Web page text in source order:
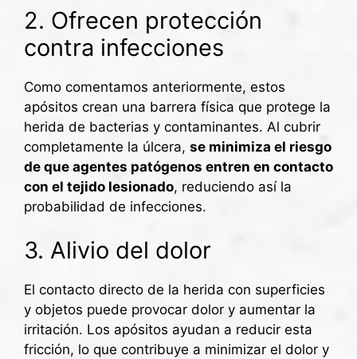
2. Ofrecen protección
contra infecciones
Como comentamos anteriormente, estos
apósitos crean una barrera física que protege la
herida de bacterias y contaminantes. Al cubrir
completamente la úlcera, se minimiza el riesgo
de que agentes patógenos entren en contacto
con el tejido lesionado, reduciendo así la
probabilidad de infecciones.
3. Alivio del dolor
El contacto directo de la herida con superficies
y objetos puede provocar dolor y aumentar la
irritación. Los apósitos ayudan a reducir esta
fricción, lo que contribuye a minimizar el dolor y